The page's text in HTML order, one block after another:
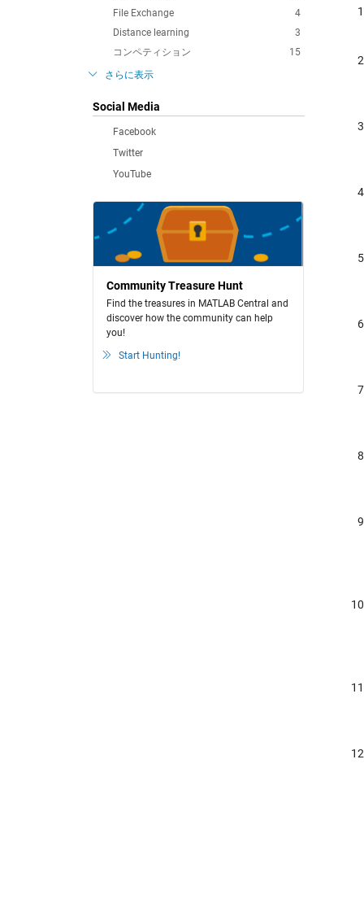
4
File Exchange
3
Distance learning
15
コンペティション
さらに表示
Social Media
Facebook
Twitter
YouTube
Community Treasure Hunt
Find the treasures in MATLAB Central and
discover how the community can help
you!
Start Hunting!